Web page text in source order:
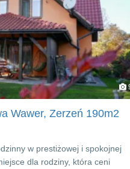
Wawer, Zerzeń 190m2
w prestiżowej i spokojnej
dla rodziny, która ceni